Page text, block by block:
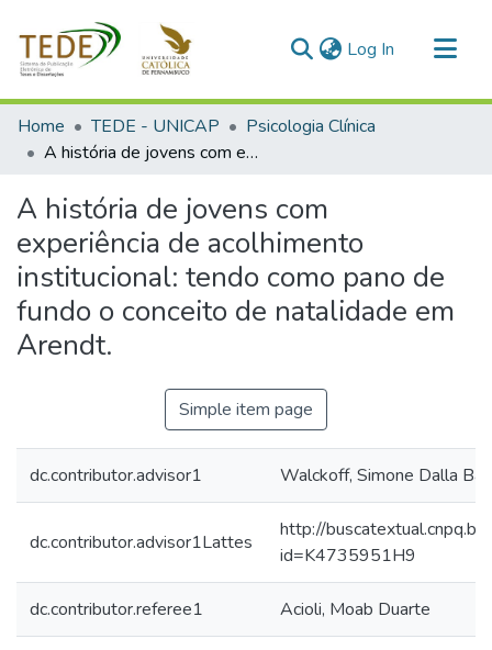
Log In (current)
Communities & Collections
All of DSpace
Home TEDE - UNICAP
Psicologia Clínica
A história de jovens com experiência de acolhimento institucional: tendo como pano de fundo o conceito de natalidade em Arendt.
A história de jovens com
experiência de acolhimento
institucional: tendo como pano de
fundo o conceito de natalidade em
Arendt.
Simple item page
dc.contributor.advisor1 Walckoff, Simone Dalla
dc.contributor.advisor1Lattes
http://
id=K4735951H9
dc.contributor.referee1 Acioli, Moab Duarte